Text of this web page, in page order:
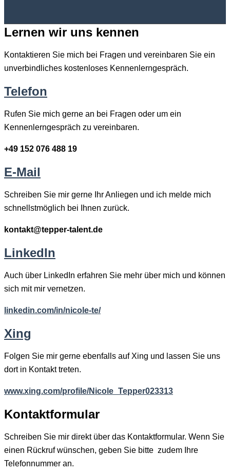
Lernen wir uns kennen
Kontaktieren Sie mich bei Fragen und vereinbaren Sie ein
unverbindliches kostenloses Kennenlerngespräch.
Telefon
Rufen Sie mich gerne an bei Fragen oder um ein
Kennenlerngespräch zu vereinbaren.
+49 152 076 488 19
E-Mail
Schreiben Sie mir gerne Ihr Anliegen und ich melde mich
schnellstmöglich bei Ihnen zurück.
kontakt@tepper-talent.de
LinkedIn
Auch über LinkedIn erfahren Sie mehr über mich und können
sich mit mir vernetzen.
linkedin.com/in/nicole-te/
Xing
Folgen Sie mir gerne ebenfalls auf Xing und lassen Sie uns
dort in Kontakt treten.
www.xing.com/profile/Nicole_Tepper023313
Kontaktformular
Schreiben Sie mir direkt über das Kontaktformular. Wenn Sie
einen Rückruf wünschen, geben Sie bitte zudem Ihre
Telefonnummer an.